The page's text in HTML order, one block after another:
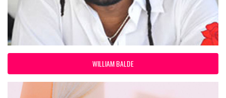
WILLIAM BALDE